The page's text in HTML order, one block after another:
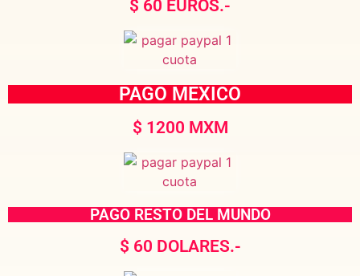
$ 60 EUROS.-
PAGO MEXICO
$ 1200 MXM
PAGO RESTO DEL MUNDO
$ 60 DOLARES.-